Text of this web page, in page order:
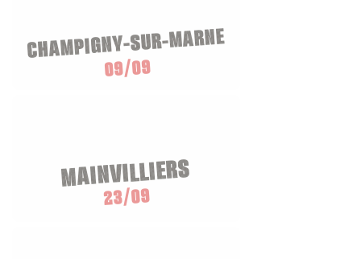
CHAMPIGNY-SUR-MARNE
09/09
MAINVILLIERS
23/09